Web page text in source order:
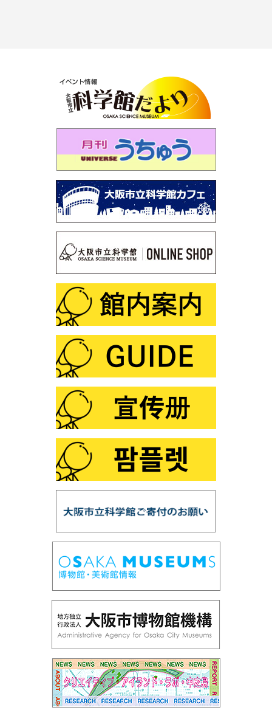
第114回 「空を眺めると…～夏の雲はモクモク雲～」
第113回 プラネタリウム「木星と土星を見よう」
第111回 企画展「石は地球のワンダー～鉱物と化石に魅
せられた2人のコレクション～」
第110回 プラネタリウム「見えない宇宙のミステリー～
謎の光・Ｘ線をとらえろ～」
第109回 「星図の描き方」
第108回 サイエンスショー「静電気なんてこわくな
い！？」
第106回 サイエンスショー「ふしぎな形にだまされる
な！」
第105回 「化学と宮沢賢治」
第104回 プラネタリウム「星空オールナイト」
第103回 プラネタリウム「火星・土星・冥王星ツア
第102回 プラネタリウム「ファミリータイム」
第101回 この夏は「花火×化学」
第100回 プラネタリウム「銀河の世界」
第99回 プラネタリウム「星の誕生」
第98回 「スーパー磁石で大冒険」
第97回 「鉱物の結晶構造」
第95回 プラネタリウム「ロゼッタ、彗星を探査せ
第93回 企画展「光とあかり」
第92回プラネタリウム「ブラックホール」
第91回サイエンスショー「赤青緑の光サイエンス」
第90回国際光年協賛「花火の色とひかり展」